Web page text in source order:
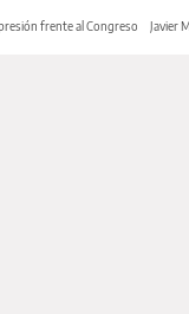
frente al Congreso Javier